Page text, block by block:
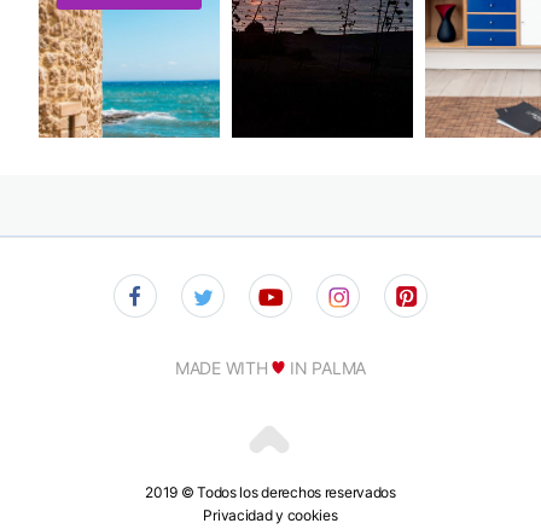
2019 © Todos los derechos reservados
Privacidad y cookies
MADE WITH IN PALMA